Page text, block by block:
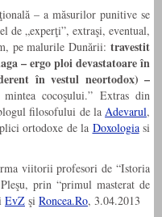
– a măsurilor punitive se
de „experţi”, extraşi, eventual,
pe malurile Dunării: travestit
– ergo ploi devastatoare în
în vestul neortodox) –
cocoşului.” Extras din
filosofului de la Adevarul,
ortodoxe de la Doxologiasi
viitorii profesori de “Istoria
prin “primul masterat de
EvZ şi Roncea.Ro, 3.04.2013